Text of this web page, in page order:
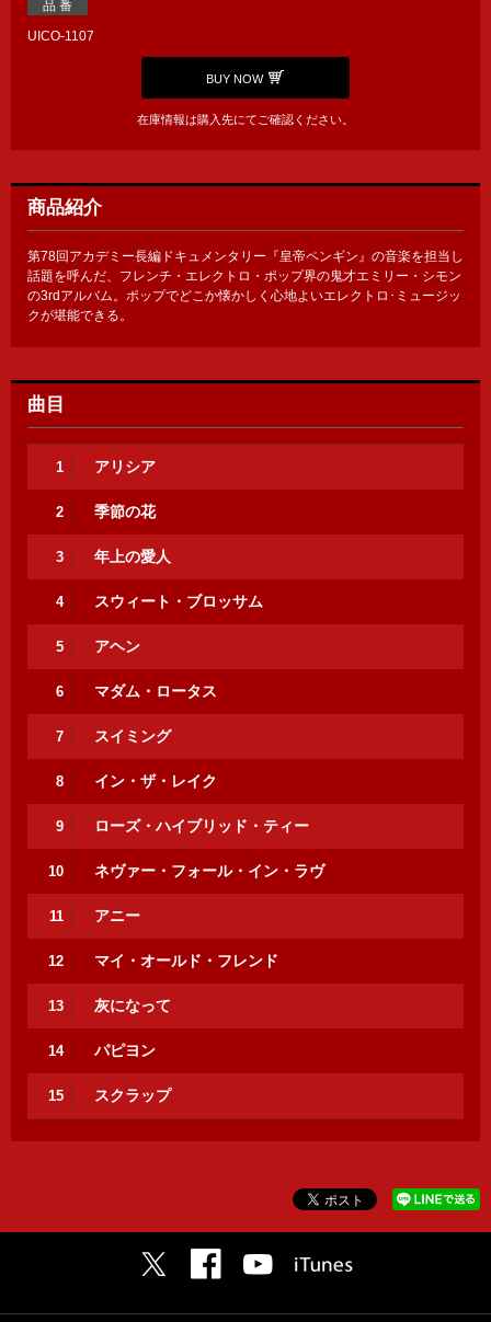
品 番
UICO-1107
BUY NOW
在庫情報は購入先にてご確認ください。
商品紹介
第78回アカデミー長編ドキュメンタリー『皇帝ペンギン』の音楽を担当し
話題を呼んだ、フレンチ・エレクトロ・ポップ界の鬼才エミリー・シモン
の3rdアルバム。ポップでどこか懐かしく心地よいエレクトロ･ミュージッ
クが堪能できる。
曲目
1 アリシア
2 季節の花
3 年上の愛人
4 スウィート・ブロッサム
5 アヘン
6 マダム・ロータス
7 スイミング
8 イン・ザ・レイク
9 ローズ・ハイブリッド・ティー
10 ネヴァー・フォール・イン・ラヴ
11 アニー
12 マイ・オールド・フレンド
13 灰になって
14 パピヨン
15 スクラップ